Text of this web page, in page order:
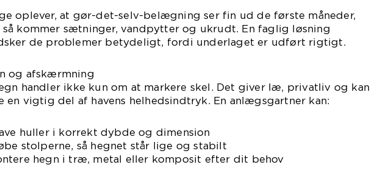
oplever, at gør-det-selv-belægning ser fin ud de første måneder,
så kommer sætninger, vandpytter og ukrudt. En faglig løsning
de problemer betydeligt, fordi underlaget er udført rigtigt.
og afskærmning
handler ikke kun om at markere skel. Det giver læ, privatliv og kan
en vigtig del af havens helhedsindtryk. En anlægsgartner kan:
huller i korrekt dybde og dimension
stolperne, så hegnet står lige og stabilt
hegn i træ, metal eller komposit efter dit behov